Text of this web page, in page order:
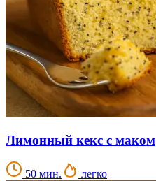
Лимонный кекс с маком
50 мин. легко